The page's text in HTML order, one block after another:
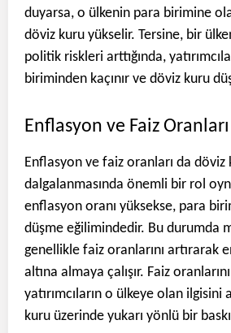
duyarsa, o ülkenin para birimine
döviz kuru yükselir. Tersine, bir
politik riskleri arttığında,
biriminden kaçınır ve döviz kuru
Enflasyon ve Faiz Oranları
Enflasyon ve faiz oranları da döviz
dalgalanmasında önemli bir rol
enflasyon oranı yüksekse, para
düşme eğilimindedir. Bu durumda
genellikle faiz oranlarını artırarak
altına almaya çalışır. Faiz
yatırımcıların o ülkeye olan ilgisini
kuru üzerinde yukarı yönlü bir